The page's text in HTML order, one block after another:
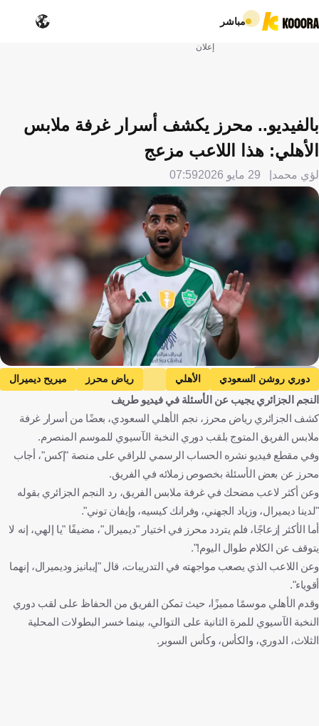
مباشر
إعلان
بالفيديو.. محرز يكشف أسرار غرفة ملابس
الأهلي: هذا اللاعب مزعج
لؤي محمد 29 مايو 2026 07:59
Getty Images
دوري روشن السعودي الأهلي رياض محرز
ميريح ديميرال
المملكة العربية السعودية
الجزائر تركيا
النجم الجزائري يجيب عن الأسئلة في فيديو طريف
كشف الجزائري رياض محرز، نجم الأهلي السعودي، بعضًا من أسرار غرفة
ملابس الفريق المتوج بلقب دوري النخبة الآسيوي للموسم المنصرم.
وفي مقطع فيديو نشره الحساب الرسمي للراقي على منصة "إكس"، أجاب
محرز عن بعض الأسئلة بخصوص زملائه في الفريق.
وعن أكثر لاعب مضحك في غرفة ملابس الفريق، رد النجم الجزائري بقوله
"لدينا ديميرال، وزياد الجهني، وفرانك كيسيه، وإيفان توني".
أما الأكثر إزعاجًا، فلم يتردد محرز في اختيار "ديميرال"، مضيفًا "يا إلهي، إنه لا
يتوقف عن الكلام طوال اليوم!".
وعن اللاعب الذي يصعب مواجهته في التدريبات، قال "إيبانيز وديميرال، إنهما
أقوياء".
وقدم الأهلي موسمًا مميزًا، حيث تمكن الفريق من الحفاظ على لقب دوري
النخبة الآسيوي للمرة الثانية على التوالي، بينما خسر البطولات المحلية
الثلاث، الدوري، والكأس، وكأس السوبر.